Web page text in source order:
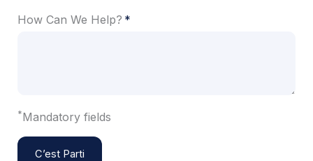
How Can We Help?
*Mandatory fields
C’est Parti